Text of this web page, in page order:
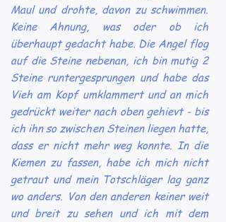
Maul und drohte, davon zu schwimmen.
Keine Ahnung, was oder ob ich
überhaupt gedacht habe. Die Angel flog
auf die Steine nebenan, ich bin mutig 2
Steine runtergesprungen und habe das
Vieh am Kopf umklammert und an mich
gedrückt weiter nach oben gehievt - bis
ich ihn so zwischen Steinen liegen hatte,
dass er nicht mehr weg konnte. In die
Kiemen zu fassen, habe ich mich nicht
getraut und mein Totschläger lag ganz
wo anders. Von den anderen keiner weit
und breit zu sehen und ich mit dem